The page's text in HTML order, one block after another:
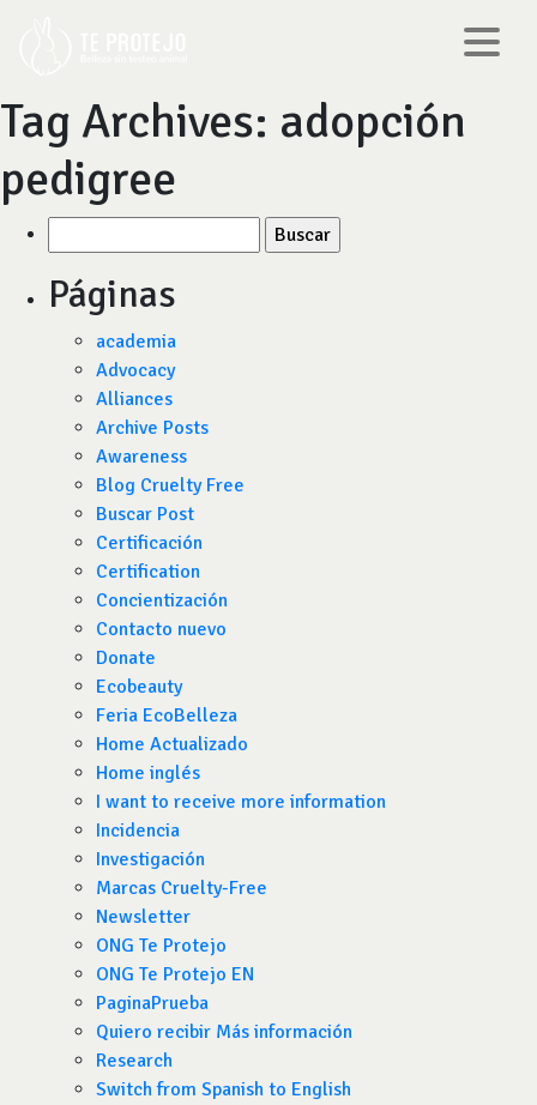
Tag Archives: adopción
pedigree
por:
Páginas
academia
Advocacy
Alliances
Archive Posts
Awareness
Blog Cruelty Free
Buscar Post
Certificación
Certification
Concientización
Contacto nuevo
Donate
Ecobeauty
Feria EcoBelleza
Home Actualizado
Home inglés
I want to receive more information
Incidencia
Investigación
Marcas Cruelty-Free
Newsletter
ONG Te Protejo
ONG Te Protejo EN
PaginaPrueba
Quiero recibir Más información
Research
Switch from Spanish to English